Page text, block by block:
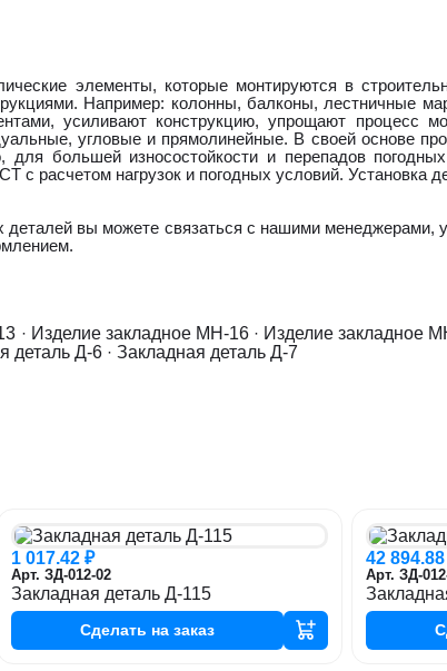
элементы, которые монтируются в
Например: колонны, балконы, лестничные
усиливают конструкцию, упрощают процесс
угловые и прямолинейные. В своей основе
большей износостойкости и перепадов
с расчетом нагрузок и погодных условий. Установка
деталей вы можете связаться с нашими
· Изделие закладное МН-16· Изделие закладное
деталь Д-6 · Закладная деталь Д-7
1 017.42 ₽
Арт. ЗД-012-02
Закладная деталь Д-115
Сделать на заказ
42
Арт. ЗД-